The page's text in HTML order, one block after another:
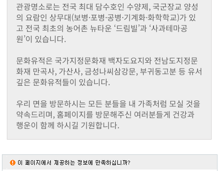
북일면
북이면
북하면
찾아오시는길
관광명소로는 전국 최대 담수호인 수양제, 국군장교 양성
의 요람인 상무대(보병·포병·공병·기계화·화학학교)가 있
고 전국 최초의 농어촌 뉴타운 ‘드림빌’과 ‘사과테마공
원’이 있습니다.
문화유적은 국가지정문화재 백자도요지와 전남도지정문
화재 만곡사, 가산사, 금성나씨삼강문, 부귀동고분 등 유서
깊은 문화유적들이 있습니다.
우리 면을 방문하시는 모든 분들을 내 가족처럼 모실 것을
약속드리며, 홈페이지를 방문해주신 여러분들게 건강과
행운이 함께 하시길 기원합니다.